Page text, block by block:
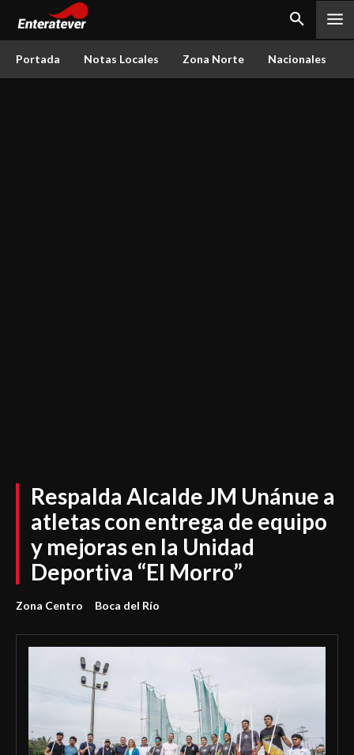
Portada Notas Locales Zona Norte Nacionales
Respalda Alcalde JM Unánue a
atletas con entrega de equipo
y mejoras en la Unidad
Deportiva “El Morro”
Zona Centro Boca del Río